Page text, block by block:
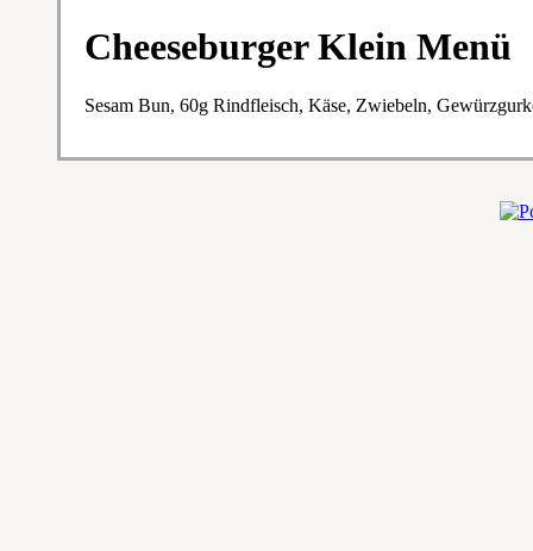
Cheeseburger Klein Menü
Sesam Bun, 60g Rindfleisch, Käse, Zwiebeln,